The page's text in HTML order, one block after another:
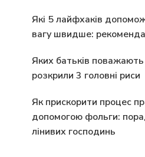
Які 5 лайфхаків
вагу швидше:
Яких батьків поважають
розкрили 3 головні риси
Як прискорити процес
допомогою фольги:
лінивих господинь